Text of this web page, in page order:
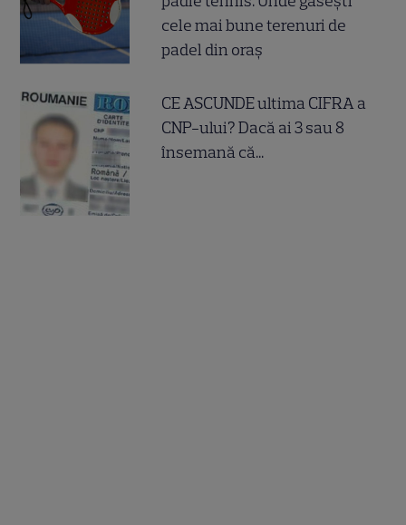
cele mai bune terenuri de
padel din oraș
CE ASCUNDE ultima CIFRA a
CNP-ului? Dacă ai 3 sau 8
însemană că...